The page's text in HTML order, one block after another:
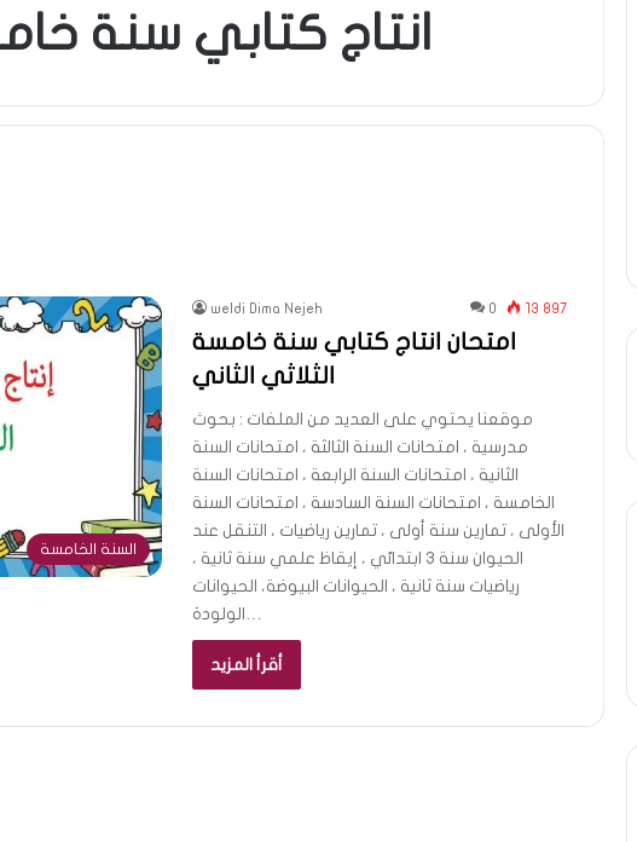
انتاج كتابي سنة
السنة الخامسة
weldi Dima Nejeh 0 13 897
امتحان انتاج كتابي سنة خامسة
الثلاثي الثاني
موقعنا يحتوي على العديد من الملفات : بحوث
مدرسية ، امتحانات السنة الثالثة ، امتحانات السنة
الثانية ، امتحانات السنة الرابعة ، امتحانات السنة
الخامسة ، امتحانات السنة السادسة ، امتحانات السنة
الأولى ، تمارين سنة أولى ، تمارين رياضيات ، التنقل عند
الحيوان سنة 3 ابتدائي ، إيقاظ علمي سنة ثانية ،
رياضيات سنة ثانية ، الحيوانات البيوضة، الحيوانات
الولودة…
أقرأ المزيد